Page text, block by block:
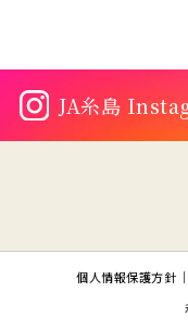
JA糸島
個人情報保護方針